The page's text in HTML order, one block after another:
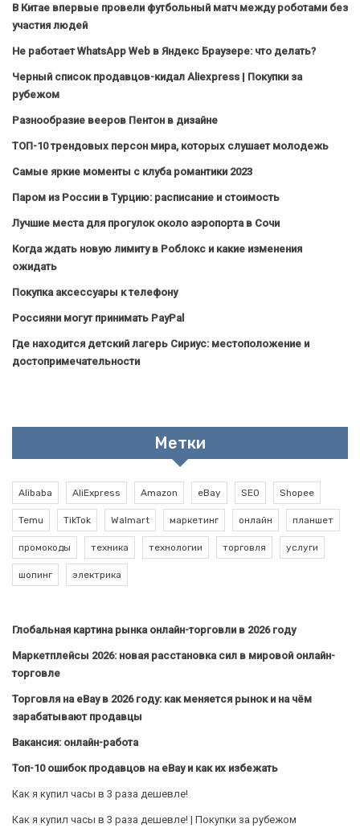
В Китае впервые провели футбольный матч между роботами без
участия людей
Не работает WhatsApp Web в Яндекс Браузере: что делать?
Черный список продавцов-кидал Aliexpress | Покупки за
рубежом
Разнообразие вееров Пентон в дизайне
ТОП-10 трендовых персон мира, которых слушает молодежь
Самые яркие моменты с клуба романтики 2023
Паром из России в Турцию: расписание и стоимость
Лучшие места для прогулок около аэропорта в Сочи
Когда ждать новую лимиту в Роблокс и какие изменения
ожидать
Покупка аксессуары к телефону
Россияни могут принимать PayPal
Где находится детский лагерь Сириус: местоположение и
достопримечательности
Метки
Alibaba AliExpress Amazon eBay SEO Shopee
Temu TikTok Walmart маркетинг онлайн планшет
промокоды техника технологии торговля услуги
шопинг электрика
Глобальная картина рынка онлайн-торговли в 2026 году
Маркетплейсы 2026: новая расстановка сил в мировой онлайн-
торговле
Торговля на eBay в 2026 году: как меняется рынок и на чём
зарабатывают продавцы
Вакансия: онлайн-работа
Топ-10 ошибок продавцов на eBay и как их избежать
Как я купил часы в 3 раза дешевле!
Как я купил часы в 3 раза дешевле! | Покупки за рубежом